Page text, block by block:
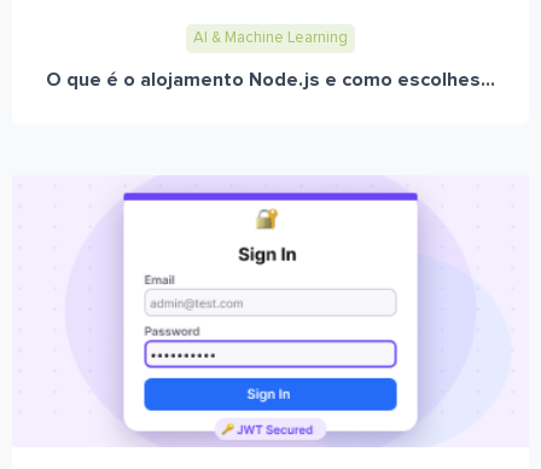
AI & Machine Learning
O que é o alojamento Node.js e como escolhes...